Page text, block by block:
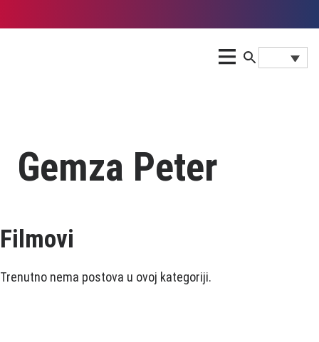
Gemza Peter
Filmovi
Trenutno nema postova u ovoj kategoriji.